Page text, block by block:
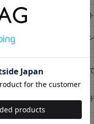
ポケット 外ポケッ
在庫店舗 オンライ
キャンセル・返品について
お買い物時のご利用ガイ